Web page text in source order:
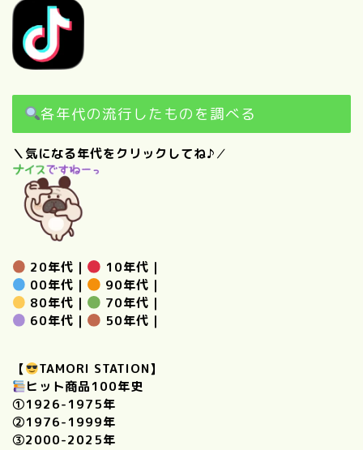
各年代の流行したものを調べる
＼気になる年代をクリックしてね♪／
20年代 ｜ 10年代 ｜
00年代 ｜ 90年代 ｜
80年代 ｜ 70年代 ｜
60年代 ｜ 50年代 ｜
【
TAMORI STATION】
ヒット商品100年史
①1926-1975年
②1976-1999年
③2000-2025年